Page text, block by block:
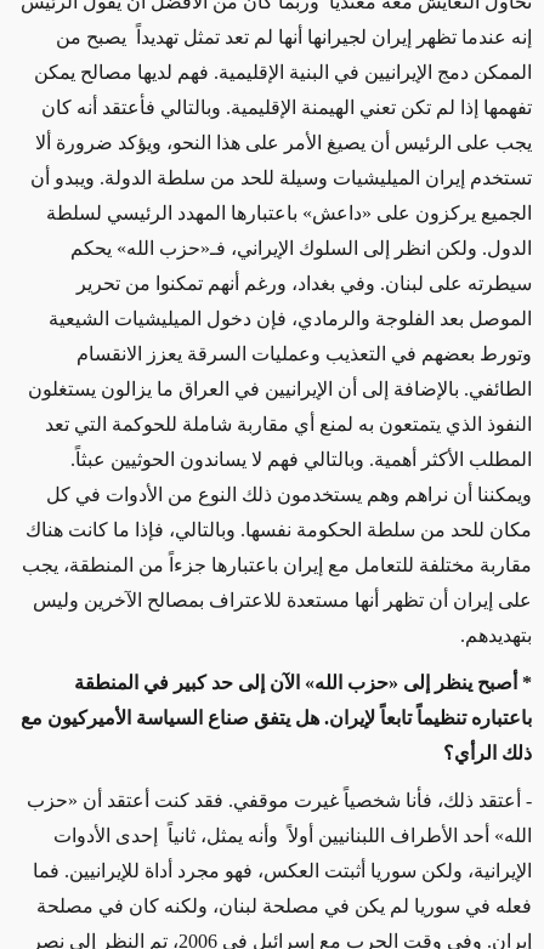
إنه عندما تظهر إيران لجيرانها أنها لم تعد تمثل تهديداً يصبح من
الممكن دمج الإيرانيين في البنية الإقليمية. فهم لديها مصالح يمكن
تفهمها إذا لم تكن تعني الهيمنة الإقليمية. وبالتالي فأعتقد أنه كان
يجب على الرئيس أن يصيغ الأمر على هذا النحو، ويؤكد ضرورة ألا
تستخدم إيران الميليشيات وسيلة للحد من سلطة الدولة. ويبدو أن
الجميع يركزون على «داعش» باعتبارها المهدد الرئيسي لسلطة
الدول. ولكن انظر إلى السلوك الإيراني، فـ«حزب الله» يحكم
سيطرته على لبنان. وفي بغداد، ورغم أنهم تمكنوا من تحرير
الموصل بعد الفلوجة والرمادي، فإن دخول الميليشيات الشيعية
وتورط بعضهم في التعذيب وعمليات السرقة يعزز الانقسام
الطائفي. بالإضافة إلى أن الإيرانيين في العراق ما يزالون يستغلون
النفوذ الذي يتمتعون به لمنع أي مقاربة شاملة للحوكمة التي تعد
المطلب الأكثر أهمية. وبالتالي فهم لا يساندون الحوثيين عبثاً.
ويمكننا أن نراهم وهم يستخدمون ذلك النوع من الأدوات في كل
مكان للحد من سلطة الحكومة نفسها. وبالتالي، فإذا ما كانت هناك
مقاربة مختلفة للتعامل مع إيران باعتبارها جزءاً من المنطقة، يجب
على إيران أن تظهر أنها مستعدة للاعتراف بمصالح الآخرين وليس
بتهديدهم.
* أصبح ينظر إلى «حزب الله» الآن إلى حد كبير في المنطقة
باعتباره تنظيماً تابعاً لإيران. هل يتفق صناع السياسة الأميركيون مع
ذلك الرأي؟
- أعتقد ذلك، فأنا شخصياً غيرت موقفي. فقد كنت أعتقد أن «حزب
الله» أحد الأطراف اللبنانيين أولاً وأنه يمثل، ثانياً إحدى الأدوات
الإيرانية، ولكن سوريا أثبتت العكس، فهو مجرد أداة للإيرانيين. فما
فعله في سوريا لم يكن في مصلحة لبنان، ولكنه كان في مصلحة
إيران. وفي وقت الحرب مع إسرائيل في 2006، تم النظر إلى نصر